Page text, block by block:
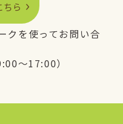
ちら
クを使ってお問い合
〜17:00）